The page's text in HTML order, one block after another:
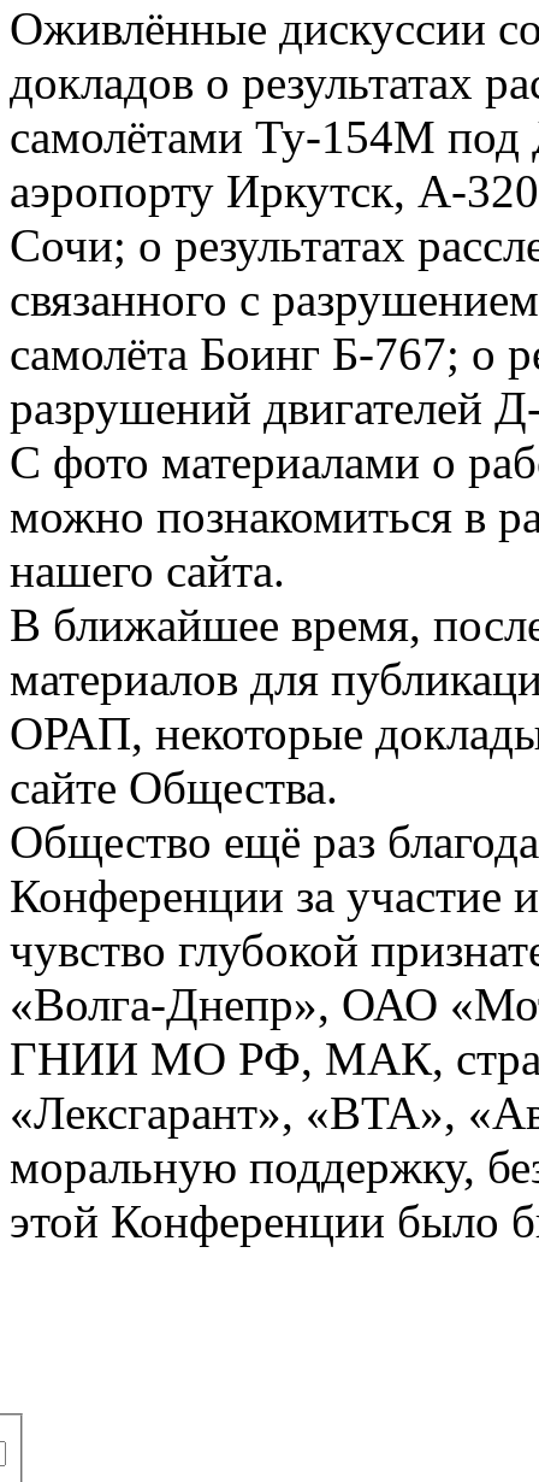
Оживлённые дискуссии
докладов о результатах
самолётами Ту-154М
аэропорту Иркутск, А-
Сочи; о результатах
связанного с
самолёта Боинг Б-767; о
разрушений двигателей
С фото материалами о
можно познакомиться в
нашего сайта.
В ближайшее время,
материалов для
ОРАП, некоторые
сайте Общества.
Общество ещё раз
Конференции за участие
чувство глубокой
«Волга-Днепр», ОАО
ГНИИ МО РФ, МАК,
«Лексгарант», «BTA»,
моральную поддержку,
этой Конференции было